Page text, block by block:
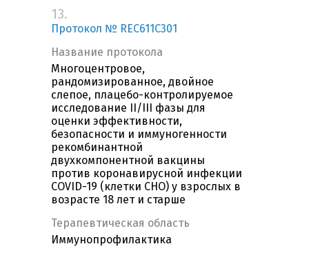
13.
Протокол № REC611C301
Название протокола
Многоцентровое,
рандомизированное, двойное
слепое, плацебо-контролируемое
исследование II/III фазы для
оценки эффективности,
безопасности и иммуногенности
рекомбинантной
двухкомпонентной вакцины
против коронавирусной инфекции
COVID-19 (клетки CHO) у взрослых в
возрасте 18 лет и старше
Терапевтическая область
Иммунопрофилактика